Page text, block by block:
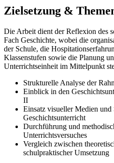
Zielsetzung &
Die Arbeit dient der Reflexion des
Fach Geschichte, wobei die
der Schule, die
Klassenstufen sowie die Planung
Unterrichtseinheit im Mittelpunkt
Strukturelle Analyse der
Einblick in den
II
Einsatz visueller Medien und
Geschichtsunterricht
Durchführung und
Unterrichtsversuches
Vergleich zwischen
schulpraktischer Umsetzung